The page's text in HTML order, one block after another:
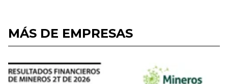
MÁS DE EMPRESAS